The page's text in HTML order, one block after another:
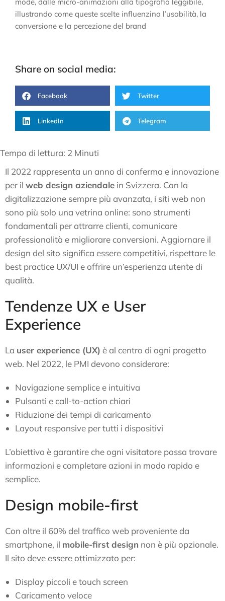
Tempo di lettura: 2 Minuti
Il 2022 rappresenta un anno di conferma e innovazione
per il web design aziendale in Svizzera. Con la
digitalizzazione sempre più avanzata, i siti web non
sono più solo una vetrina online: sono strumenti
fondamentali per attrarre clienti, comunicare
professionalità e migliorare conversioni. Aggiornare il
design del sito significa essere competitivi, rispettare le
best practice UX/UI e offrire un’esperienza utente di
qualità.
Tendenze UX e User
Experience
La user experience (UX) è al centro di ogni progetto
web. Nel 2022, le PMI devono considerare:
Navigazione semplice e intuitiva
Pulsanti e call-to-action chiari
Riduzione dei tempi di caricamento
Layout responsive per tutti i dispositivi
L’obiettivo è garantire che ogni visitatore possa trovare
informazioni e completare azioni in modo rapido e
semplice.
Design mobile-first
Con oltre il 60% del traffico web proveniente da
smartphone, il mobile-first design non è più opzionale.
Il sito deve essere ottimizzato per:
Display piccoli e touch screen
Caricamento veloce
illustrando come queste scelte influenzino l’usabilità, la
conversione e la percezione del brand
Share on social media:
Facebook Twitter
LinkedIn Telegram